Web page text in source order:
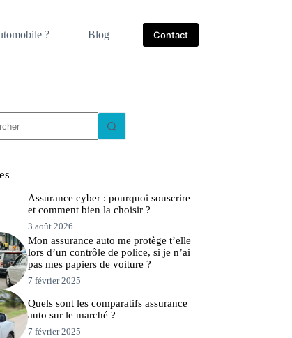
? Blog Contact
Assurance cyber : pourquoi souscrire
et comment bien la choisir ?
3 août 2026
Mon assurance auto me protège t’elle
lors d’un contrôle de police, si je n’ai
pas mes papiers de voiture ?
7 février 2025
Quels sont les comparatifs assurance
auto sur le marché ?
7 février 2025